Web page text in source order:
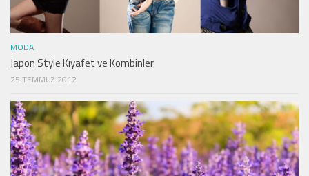
MODA
Japon Style Kıyafet ve Kombinler
25 TEMMUZ 2012